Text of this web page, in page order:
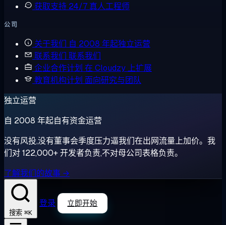
获取支持 24/7 真人工程师
公司
关于我们 自 2008 年起独立运营
联系我们 联系我们
企业合作计划 在 Cloudzy 上扩展
教育机构计划 面向研究与团队
独立运营
自 2008 年起自有资金运营
没有风投,没有董事会季度压力逼我们在出网流量上加价。我
们对 122,000+ 开发者负责,不对母公司表格负责。
了解我们的故事 →
搜索 ⌘K
登录 立即开始